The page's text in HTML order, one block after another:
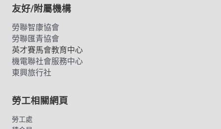
友好/附屬機構
勞聯智康協會
勞聯匯青協會
英才賽馬會教育中心
機電聯社會服務中心
東興旅行社
勞工相關網頁
勞工處